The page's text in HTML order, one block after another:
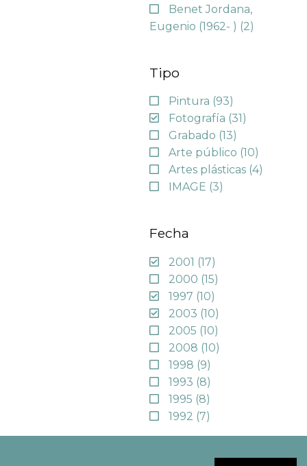
Benet Jordana,
Eugenio (1962- ) (2)
Tipo
Pintura (93)
Fotografía (31)
Grabado (13)
Arte público (10)
Artes plásticas (4)
IMAGE (3)
Fecha
2001 (17)
2000 (15)
1997 (10)
2003 (10)
2005 (10)
2008 (10)
1998 (9)
1993 (8)
1995 (8)
1992 (7)